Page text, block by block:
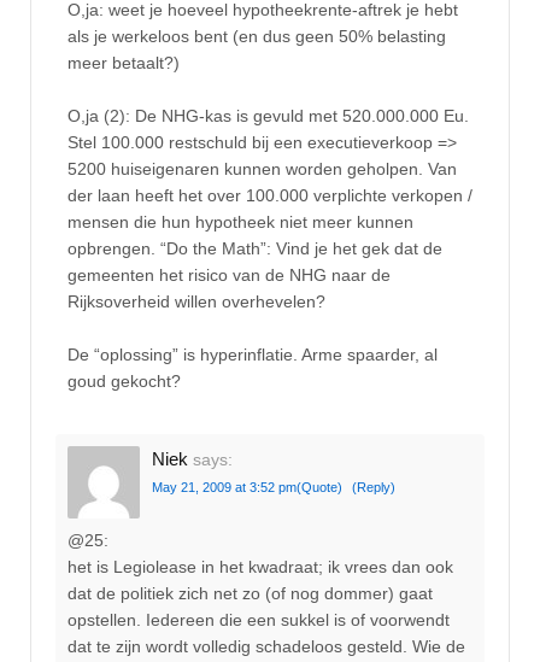
O,ja: weet je hoeveel hypotheekrente-aftrek je hebt
als je werkeloos bent (en dus geen 50% belasting
meer betaalt?)
O,ja (2): De NHG-kas is gevuld met 520.000.000 Eu.
Stel 100.000 restschuld bij een executieverkoop =>
5200 huiseigenaren kunnen worden geholpen. Van
der laan heeft het over 100.000 verplichte verkopen /
mensen die hun hypotheek niet meer kunnen
opbrengen. “Do the Math”: Vind je het gek dat de
gemeenten het risico van de NHG naar de
Rijksoverheid willen overhevelen?
De “oplossing” is hyperinflatie. Arme spaarder, al
goud gekocht?
Niek says:
May 21, 2009 at 3:52 pm(Quote) (Reply)
@25:
het is Legiolease in het kwadraat; ik vrees dan ook
dat de politiek zich net zo (of nog dommer) gaat
opstellen. Iedereen die een sukkel is of voorwendt
dat te zijn wordt volledig schadeloos gesteld. Wie de